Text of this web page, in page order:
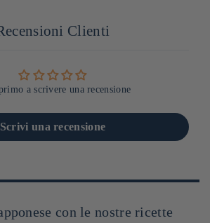
Clienti
a scrivere una recensione
Scrivi una recensione
con le nostre ricette